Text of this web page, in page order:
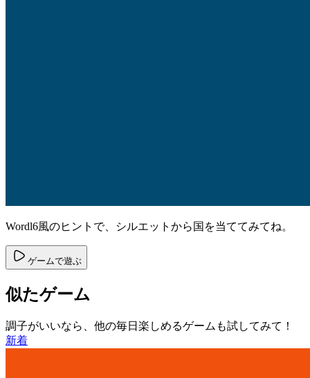
Wordl6風のヒントで、シルエットから国を当ててみてね。
ゲームで遊ぶ
似たゲーム
調子がいいなら、他の毎日楽しめるゲームも試してみて！
新着